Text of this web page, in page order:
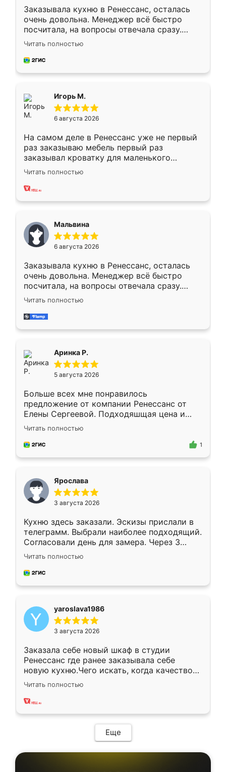
Заказывала кухню в Ренессанс, осталась
очень довольна. Менеджер всё быстро
посчитала, на вопросы отвечала сразу.
Замерщик приехал в субботу, подошёл к
делу со всей ответственностью. Собрали
за день, ребята работали аккуратно, даже
Читать полностью
Игорь М.
6 августа 2026
На самом деле в Ренессанс уже не первый
раз заказываю мебель первый раз
заказывал кроватку для маленького
ребёнка при его рождении ,во второй раз
заказал шкаф-купе. По качеству очень
хорошее сборка достаточно быстрая,
меньше, здесь же он более разнообразный.
Мне нравится ,если что-то потребуется из
мебели буду заказывать только здесь.
Читать полностью
Мальвина
6 августа 2026
Заказывала кухню в Ренессанс, осталась
очень довольна. Менеджер всё быстро
посчитала, на вопросы отвечала сразу.
Замерщик приехал в субботу, подошёл к
делу со всей ответственностью. Собрали
за день, ребята работали аккуратно, даже
Читать полностью
Аринка Р.
5 августа 2026
Больше всех мне понравилось
предложение от компании Ренессанс от
Елены Сергеевой. Подходяшщая цена и
короткие сроки изготовления. Приехавший
для замера сотрудник Владислав
предложил по моему эскизу самый
Читать полностью
1
Ярослава
3 августа 2026
Кухню здесь заказали. Эскизы прислали в
телеграмм. Выбрали наиболее подходящий.
Согласовали день для замера. Через 3
недели кухня была уже готова. Остались
довольны работой. Спасибо Ренессанс
мебель за качественную работу!
Читать полностью
yaroslava1986
3 августа 2026
Заказала себе новый шкаф в студии
Ренессанс где ранее заказывала себе
новую кухню.Чего искать, когда качеством
вполне довольна. Служит кухня уже почти
два года, нареканий нет.
Читать полностью
Еще